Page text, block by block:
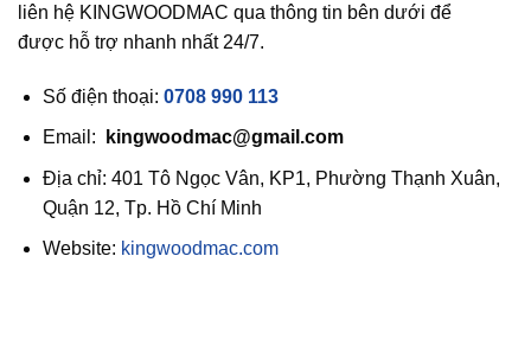
liên hệ KINGWOODMAC qua thông tin bên dưới để
được hỗ trợ nhanh nhất 24/7.
Số điện thoại: 0708 990 113
Email: kingwoodmac@gmail.com
Địa chỉ: 401 Tô Ngọc Vân, KP1, Phường Thạnh Xuân,
Quận 12, Tp. Hồ Chí Minh
Website: kingwoodmac.com